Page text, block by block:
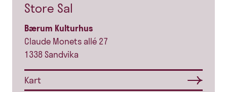
Store Sal
Bærum Kulturhus
Claude Monets allé 27
1338 Sandvika
Kart